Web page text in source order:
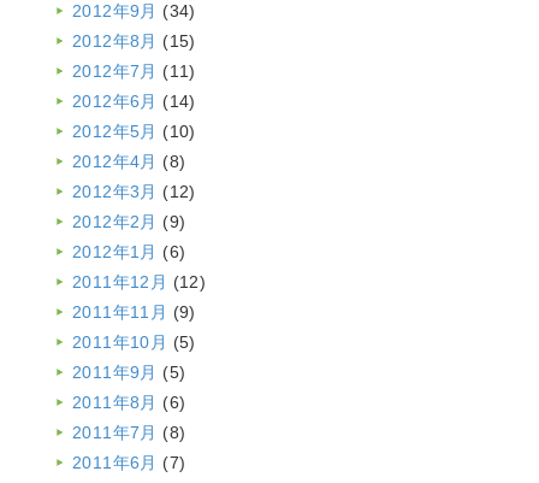
2012年9月 (34)
2012年8月 (15)
2012年7月 (11)
2012年6月 (14)
2012年5月 (10)
2012年4月 (8)
2012年3月 (12)
2012年2月 (9)
2012年1月 (6)
2011年12月 (12)
2011年11月 (9)
2011年10月 (5)
2011年9月 (5)
2011年8月 (6)
2011年7月 (8)
2011年6月 (7)